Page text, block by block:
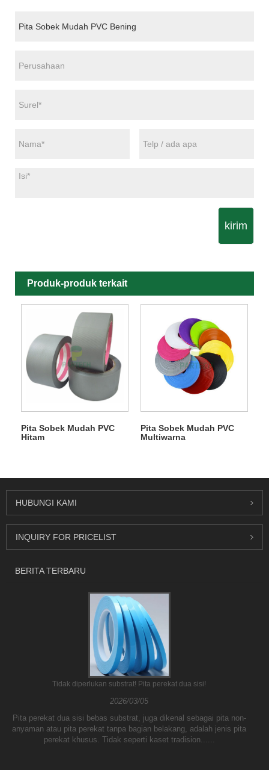
kirim
Produk-produk terkait
Pita Sobek Mudah PVC
Hitam
Pita Sobek Mudah PVC
Multiwarna
HUBUNGI KAMI
INQUIRY FOR PRICELIST
BERITA TERBARU
Tidak diperlukan substrat! Pita perekat dua sisi!
2026/03/05
Pita perekat dua sisi bebas substrat, juga dikenal sebagai pita non-
anyaman atau pita perekat tanpa bagian belakang, adalah jenis pita
perekat khusus. Tidak seperti kaset tradision......